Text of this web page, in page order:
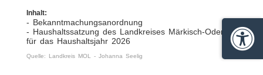
Inhalt:
- Bekanntmachungsanordnung
- Haushaltssatzung des Landkreises Märkisch-Oderland
für das Haushaltsjahr 2026
Quelle: Landkreis MOL - Johanna Seelig